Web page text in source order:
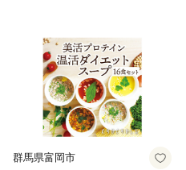
ロン [AIEN005]
群馬県富岡市